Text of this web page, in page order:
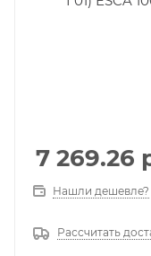
7 269.26
Нашли дешевле?
Рассчитать